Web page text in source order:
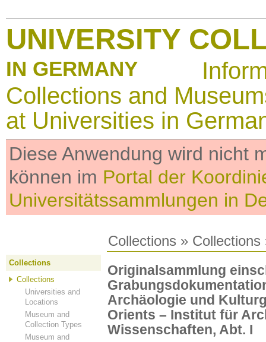
UNIVERSITY
IN GERMANY
Collections and
at Universities in
Diese Anwendung wird nicht
können im Portal der
Universitätssammlungen in
Collections » Collections
Collections
Collections
Universities and
Locations
Museum and
Collection Types
Museum and
Originalsammlung
Archäologie und
Orients – Institut für
Wissenschaften, Abt. I